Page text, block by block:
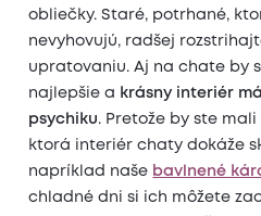
obliečky. Staré, potrhané,
nevyhovujú, radšej
upratovaniu. Aj na chate by
najlepšie a krásny interiér
psychiku. Pretože by ste
ktorá interiér chaty dokáže
napríklad naše bavlnené
chladné dni si ich môžete